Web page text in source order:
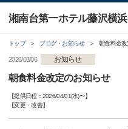
湘南台第一ホテル藤沢横浜
トップ ブログ・お知らせ 朝食料金
2026/03/06 お知らせ
朝食料金改定のお知らせ
【提供日程： 2026/04/01(水)〜】
【変更・改善】